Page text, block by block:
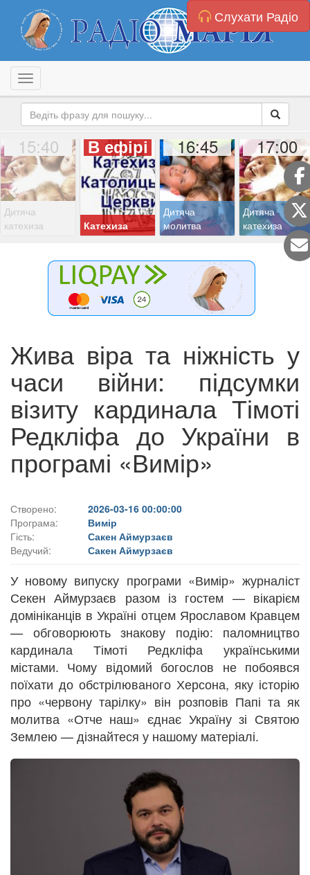
Слухати Радіо
Toggle navigation
15:40
Дитяча
катехиза
В ефірі
Катехиза
16:45
Дитяча
молитва
17:00
Дитяча
катехиза
Жива віра та ніжність у
часи війни: підсумки
візиту кардинала Тімоті
Редкліфа до України в
програмі «Вимір»
Створено:
2026-03-16 00:00:00
Програма:
Вимір
Гість:
Сакен Аймурзаєв
Ведучий:
Сакен Аймурзаєв
У новому випуску програми «Вимір» журналіст
Секен Аймурзаєв разом із гостем — вікарієм
домініканців в Україні отцем Ярославом Кравцем
— обговорюють знакову подію: паломництво
кардинала Тімоті Редкліфа українськими
містами. Чому відомий богослов не побоявся
поїхати до обстрілюваного Херсона, яку історію
про «червону тарілку» він розповів Папі та як
молитва «Отче наш» єднає Україну зі Святою
Землею — дізнайтеся у нашому матеріалі.